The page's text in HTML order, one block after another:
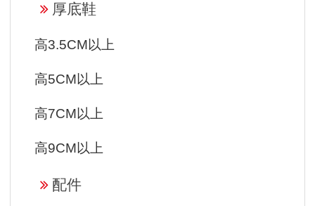
厚底鞋
高3.5CM以上
高5CM以上
高7CM以上
高9CM以上
配件